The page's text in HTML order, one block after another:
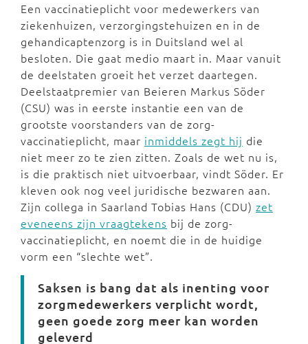
Een vaccinatieplicht voor medewerkers van
ziekenhuizen, verzorgingstehuizen en in de
gehandicaptenzorg is in Duitsland wel al
besloten. Die gaat medio maart in. Maar vanuit
de deelstaten groeit het verzet daartegen.
Deelstaatpremier van Beieren Markus Söder
(CSU) was in eerste instantie een van de
grootste voorstanders van de zorg-
vaccinatieplicht, maar inmiddels zegt hij die
niet meer zo te zien zitten. Zoals de wet nu is,
is die praktisch niet uitvoerbaar, vindt Söder. Er
kleven ook nog veel juridische bezwaren aan.
Zijn collega in Saarland Tobias Hans (CDU) zet
eveneens zijn vraagtekens bij de zorg-
vaccinatieplicht, en noemt die in de huidige
vorm een “slechte wet”.
Saksen is bang dat als inenting voor
zorgmedewerkers verplicht wordt,
geen goede zorg meer kan worden
geleverd